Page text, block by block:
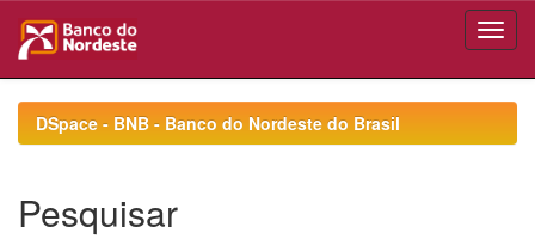
navigationDSpace - BNB - Banco do Nordeste do Brasil
Pesquisar